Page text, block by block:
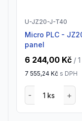
U-JZ20-J-T40
Micro PLC - JZ20 _ 24 V; DC; 16 DI; 20 TO; Plochý
panel
6 244,00 Kč / 1
7 555,24 Kč s DPH